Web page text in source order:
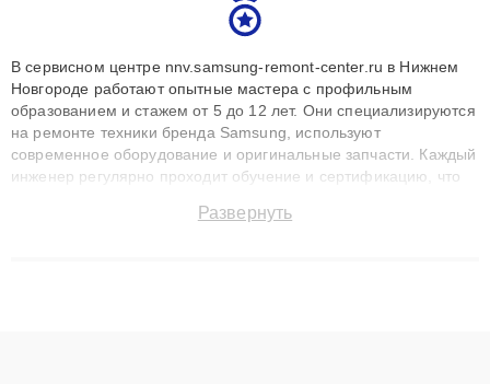
В сервисном центре nnv.samsung-remont-center.ru в Нижнем
Новгороде работают опытные мастера с профильным
образованием и стажем от 5 до 12 лет. Они специализируются
на ремонте техники бренда Samsung, используют
современное оборудование и оригинальные запчасти. Каждый
инженер регулярно проходит обучение и сертификацию, что
восстанавливать технику с сохранением гарантии до 3 лет.
Развернуть